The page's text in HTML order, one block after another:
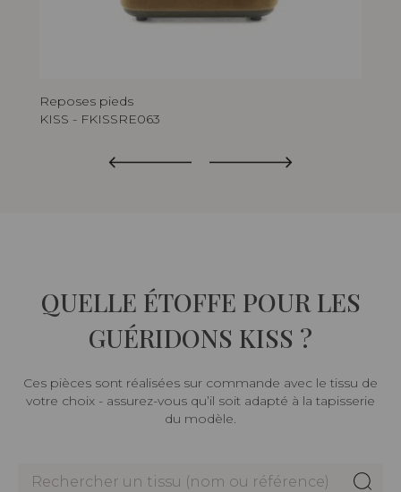
Reposes pieds
KISS - FKISSRE063
QUELLE ÉTOFFE POUR LES
GUÉRIDONS KISS ?
Ces pièces sont réalisées sur commande avec le tissu de
votre choix - assurez-vous qu’il soit adapté à la tapisserie
du modèle.